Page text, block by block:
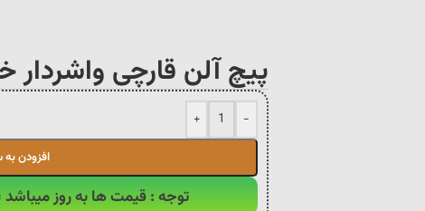
پیچ آلن قارچی واشردار خشکه
-
+
افزودن
توجه : قیمت ها به روز میباشد